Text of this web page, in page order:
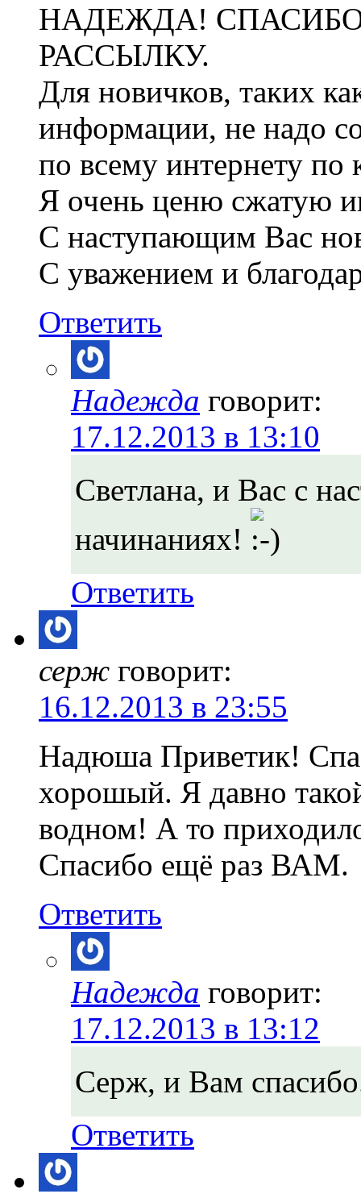
НАДЕЖДА!
РАССЫЛКУ.
Для новичков, таких
информации, не надо
по всему интернету по
Я очень ценю сжатую
С наступающим Вас
С уважением и
Ответить
Надежда говорит:
17.12.2013 в 13:10
Светлана, и Вас с
начинаниях!
Ответить
серж говорит:
16.12.2013 в 23:55
Надюша Приветик!
хорошый. Я давно
водном! А то
Спасибо ещё раз ВАМ.
Ответить
Надежда говорит:
17.12.2013 в 13:12
Серж, и Вам
Ответить